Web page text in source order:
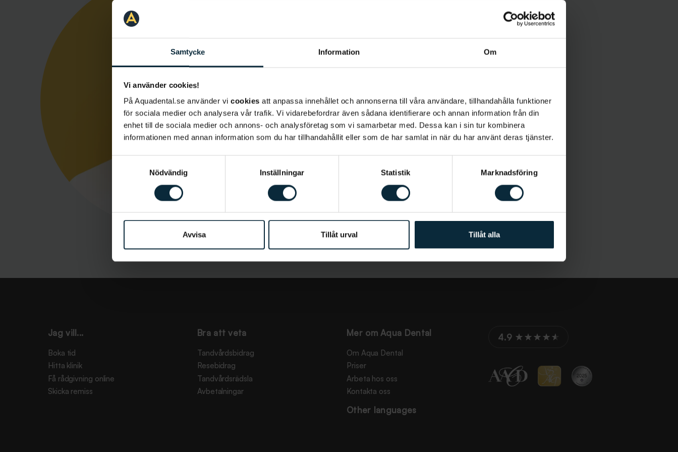
Samtycke Information Om
Vi använder cookies!
På Aquadental.se använder vi cookies att anpassa innehållet och annonserna till våra användare, tillhandahålla funktioner
för sociala medier och analysera vår trafik. Vi vidarebefordrar även sådana identifierare och annan information från din
enhet till de sociala medier och annons- och analysföretag som vi samarbetar med. Dessa kan i sin tur kombinera
informationen med annan information som du har tillhandahållit eller som de har samlat in när du har använt deras tjänster.
Samtyckesval
Nödvändig
Inställningar Statistik Marknadsföring
Avvisa Tillåt urval Tillåt alla
Jag vill...
Boka tid
Hitta klinik
Få rådgivning online
Skicka remiss
Bra att veta
Tandvårdsbidrag
Resebidrag
Tandvårdsrädsla
Avbetalningar
Mer om Aqua Dental
Om Aqua Dental
Priser
Arbeta hos oss
Kontakta oss
Other languages
4.9